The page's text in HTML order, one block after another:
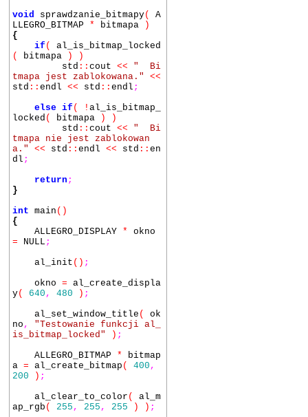
void sprawdzanie_bitmapy(
A
LLEGRO_BITMAP * bitmapa
)
{
if (
al_is_bitmap_locked
(
bitmapa )
)
std :: cout <<
" Bi
tmapa jest zablokowana."
<<
std :: endl << std :: endl ;
else if ( ! al_is_bitmap_
locked ( bitmapa )
)
std :: cout <<
" Bi
tmapa nie jest zablokowan
a."
<< std :: endl << std :: en
dl ;
return ;
}
int main ()
{
ALLEGRO_DISPLAY *
okno
= NULL ;
al_init () ;
okno = al_create_displa
y( 640 , 480 ) ;
al_set_window_title (
ok
no ,
"Testowanie funkcji al_
is_bitmap_locked"
) ;
ALLEGRO_BITMAP *
bitmap
a = al_create_bitmap ( 400 ,
200
) ;
al_clear_to_color (
al_m
ap_rgb ( 255 , 255 , 255 ) ) ;